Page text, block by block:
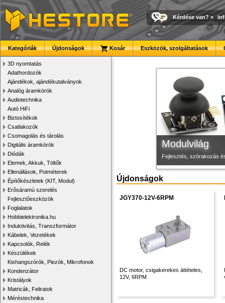
Kérdése van? »
Kategóriák Újdonságok Kosár Eszközök, szolgáltatások
3D nyomtatás
Adathordozók
Ajándékok, ajándékutalványok
Analóg áramkörök
Audiotechnika
Autó HiFi
Biztosítékok
Csatlakozók
Csomagolás és tárolás
Digitális áramkörök
Diódák
Elemek, Akkuk, Töltők
Ellenállások, Potméterek
Építőkészletek (KIT, Modul)
Erősáramú szerelés
Fejlesztőeszközök
Foglalatok
Hobbielektronika.hu
Induktivitás, Transzformátor
Kábelek, Vezetékek
Kapcsolók, Relék
Készülékek
Kishangszórók, Piezók, Mikrofonok
Kondenzátor
Kristályok
Matricák, Feliratok
Méréstechnika
Modulvilág
Fejlesztés, szórakozás
Új PLA
3D nyomtató
Megbízható
Újdonságok
JGY370-12V-6RPM
DC motor, csigakerekes áttételes,
12V, 6RPM